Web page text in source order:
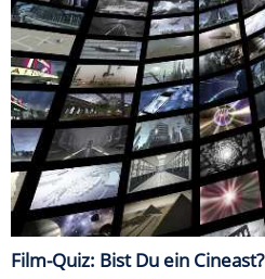
Film-Quiz: Bist Du ein Cineast?